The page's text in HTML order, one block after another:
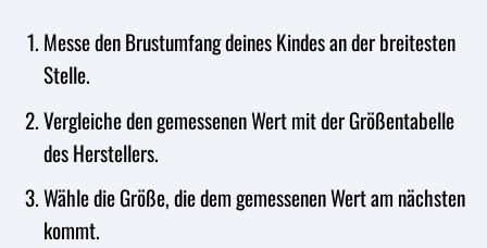
Messe den Brustumfang deines Kindes an der breitesten
Stelle.
Vergleiche den gemessenen Wert mit der Größentabelle
des Herstellers.
Wähle die Größe, die dem gemessenen Wert am nächsten
kommt.